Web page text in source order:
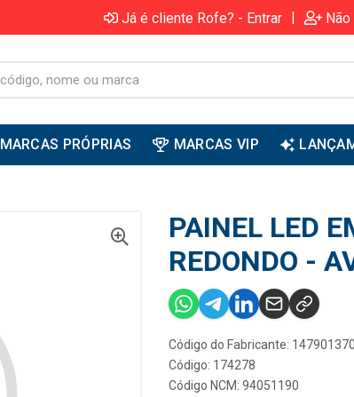
Já é cliente Rofe? - Entrar |
MARCAS PRÓPRIAS MARCAS VIP
PAINEL LED
REDONDO -
Código do Fabricante: 147901370
Código: 174278
Código NCM: 94051190